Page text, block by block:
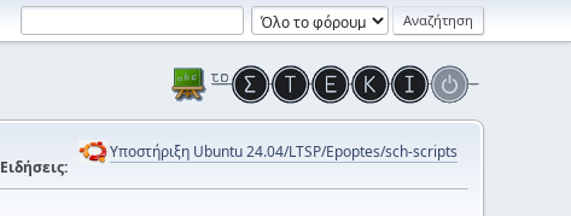
Ειδήσεις:
Υποστήριξη Ubuntu 24.04/LTSP/Epoptes/sch-scripts